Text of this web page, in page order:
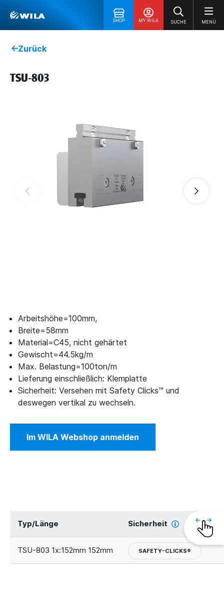
SHOP MY WILA SUCHE MENÜ
Zurück
TSU-803
Arbeitshöhe=100mm,
Breite=58mm
Material=C45, nicht gehärtet
Gewischt=44.5kg/m
Max. Belastung=100ton/m
Lieferung einschließlich: Klemplatte
Sicherheit: Versehen mit Safety Clicks™ und
deswegen vertikal zu wechseln.
Im WILA Webshop anmelden
Typ/Länge Sicherheit
TSU-803 1x:152mm 152mm SAFETY-CLICKS®